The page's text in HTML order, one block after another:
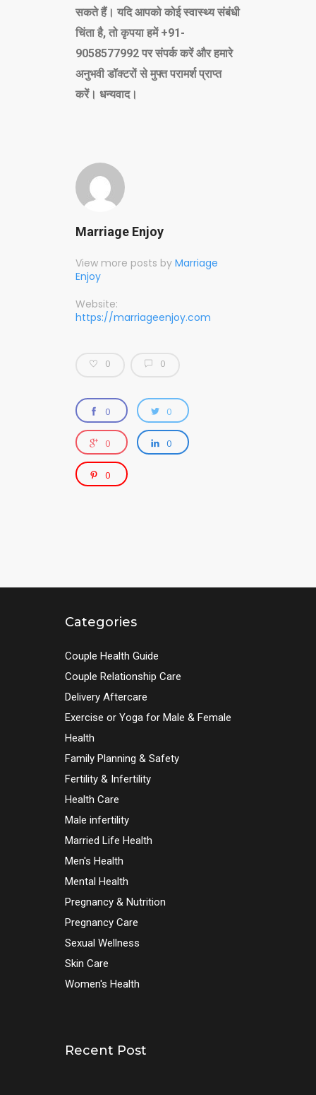
सकते हैं। यदि आपको कोई स्वास्थ्य संबंधी
चिंता है, तो कृपया हमें +91-
9058577992 पर संपर्क करें और हमारे
अनुभवी डॉक्टरों से मुफ्त परामर्श प्राप्त
करें। धन्यवाद।
Marriage Enjoy
View more posts by Marriage
Enjoy
Website:
https://marriageenjoy.com
0 0
0 0
0 0
0
Categories
Couple Health Guide
Couple Relationship Care
Delivery Aftercare
Exercise or Yoga for Male & Female
Health
Family Planning & Safety
Fertility & Infertility
Health Care
Male infertility
Married Life Health
Men's Health
Mental Health
Pregnancy & Nutrition
Pregnancy Care
Sexual Wellness
Skin Care
Women's Health
Recent Post